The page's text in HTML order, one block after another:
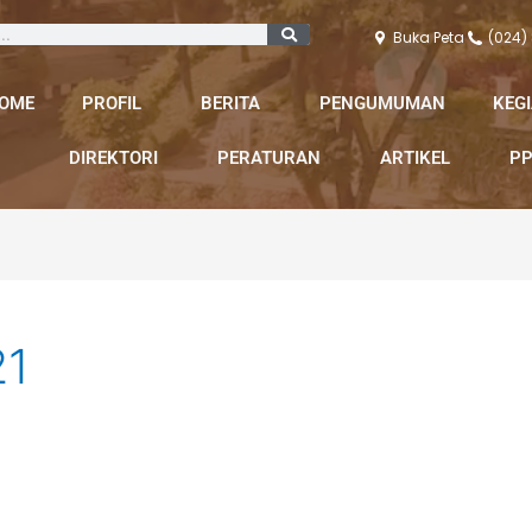
Buka Peta (024)
PROFIL BERITA PENGUMUMAN
DIREKTORI PERATURAN ARTIKEL